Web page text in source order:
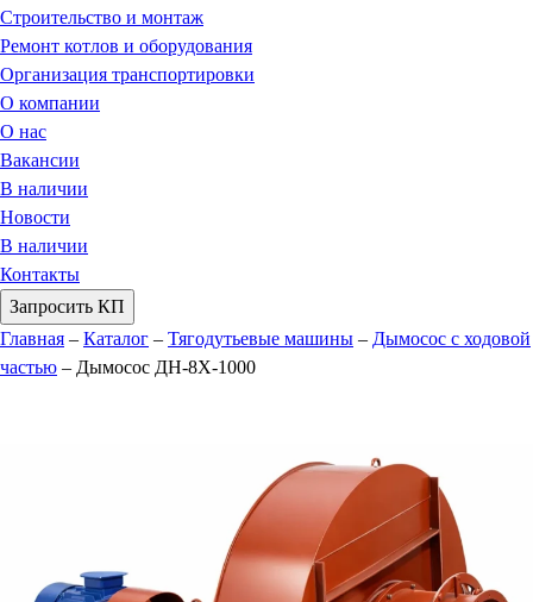
Строительство и монтаж
Ремонт котлов и оборудования
Организация транспортировки
О компании
О нас
Вакансии
В наличии
Новости
В наличии
Контакты
Запросить КП
Главная – Каталог – Тягодутьевые машины – Дымосос с ходовой
частью – Дымосос ДН-8Х-1000